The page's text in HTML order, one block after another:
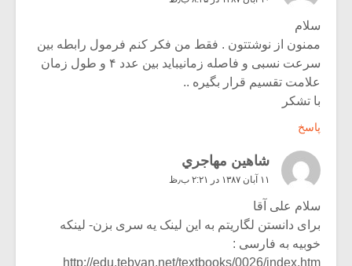
ممنون از نوشتتون . فقط من فکر کنم فرمول رابطه بین
سرعت نسبی و فاصله زمانیباید بین عدد ۴ و طول زمان
علامت تقسیم قرار بگیره ..
با تشکر
شاهين مهاجري
۱۱ آبان ۱۳۸۷ در ۲:۲۱ ب٫ظ
سلام علی آقا
برای دانستن لگاریتم به این لینک یه سری بزن- لینکه
خوبیه به فارسی :
http://edu.tebyan.net/textbooks/0026/index.htm